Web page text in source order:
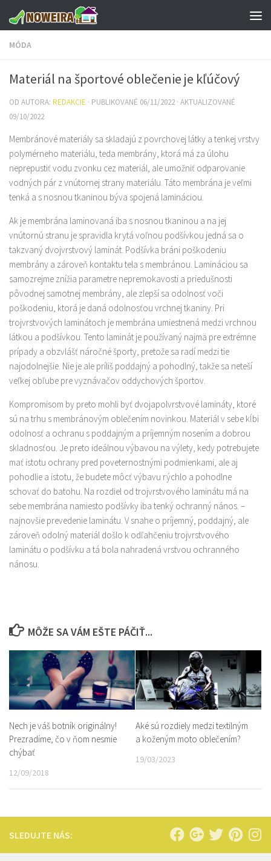
Preskočiť na obsah
MÓDA
Materiál na športové oblečenie je kľúčový
OD AUTORA: REDAKCIE · PUBLIKOVANÉ 06/11/2022 · AKTUALIZOVANÉ
09/10/2022
Membránové materiály sa skladajú z povrchovej látky a tenkej vrstvy
polymérneho materiálu, teda membrány, ktorá má za úlohu
neprepustiť vodu zvonku cez materiál, ale umožniť odparovanie
vodných pár z vnútornej strany materiálu. Táto membrána je veľmi
tenká a s nosnou tkaninou býva spojená lamináciou.
Ak je membrána laminovaná iba s nosnou tkaninou a na jej
vnútornú stranu je spravidla krytá voľnou podšívkou jedná sa o
takzvaný dvojvrstvový laminát. Podšívka bráni poškodeniu
membrány a zároveň kontaktu tela s membránou. Lamináciou sa
samozrejme znížia parametre nepremokavosti a priedušnosti
pôvodnej samotnej membrány, ale zlepší sa odolnosť voči
poškodeniu, ktorá je daná odolnosťou vrchnej tkaniny. Pri
trojvrstvových laminátoch je membrána umiestnená medzi vrchnou
látkou a podšívkou. Tento laminát je používaný najmä pre extrémne
prípady a obzvlášť náročné športy, pretože sa radí medzi tie
najodolnejšie. Nie je ale príliš poddajný a pohodlný, takže sa neteší
veľkej obľube pre vyznávačov oddychových športov.
Kompromisom by preto mohli byť dvojapolvrstvové lamináty, ktoré
sú na trhu s membránovým oblečením novinkou. Materiál v sebe kĺbi
odolnosť a ochranu s poddajným a príjemným nosením a dobrou
skladnosťou. Je preto ideálnou výbavou na výlety, kedy potrebujete
mať istotu ochrany pred poveternostnými podmienkami, ale aj
pohodlie a istotu, že budete môcť výbavu rýchlo a pohodlne
schovať do batohu. Na rozdiel od trojvrstvového laminátu má na
sebe membrána namiesto podšívky iba tenký ochranný nános. –
najnovšie prevedenie laminátu. V snahe o príjemný, poddajný, ale
zároveň odolný materiál došlo k odľahčeniu trojvrstvového
laminátu o podšívku a tá bola nahradená vrstvou ochranného
nánosu.
MÔŽE SA VÁM EŠTE PÁČIŤ...
Nech je váš botník originálny!
Prezradíme, čo v ňom nesmie
chýbať
12/09/2018
Aké sú rozdiely medzi textilným
a koženým moto oblečením?
19/03/2023
SLEDUJTE NÁS: